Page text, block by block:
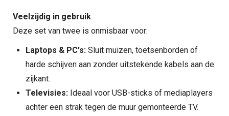
Veelzijdig in gebruik
Deze set van twee is onmisbaar voor:
Laptops & PC's: Sluit muizen, toetsenborden of
harde schijven aan zonder uitstekende kabels aan de
zijkant.
Televisies: Ideaal voor USB-sticks of mediaplayers
achter een strak tegen de muur gemonteerde TV.